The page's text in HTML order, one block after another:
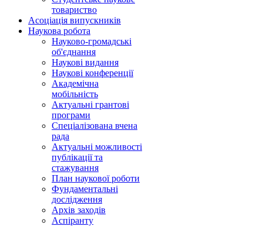
товариство
Асоціація випускників
Наукова робота
Науково-громадські
об'єднання
Наукові видання
Наукові конференції
Академічна
мобільність
Актуальні грантові
програми
Спеціалізована вчена
рада
Актуальні можливості
публікації та
стажування
План наукової роботи
Фундаментальні
дослідження
Архів заходів
Аспіранту